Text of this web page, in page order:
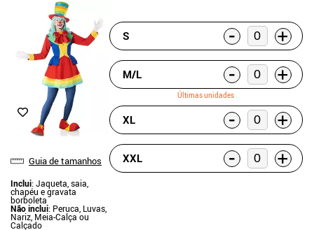
Guia de tamanhos
Inclui: Jaqueta, saia,
chapéu e gravata
borboleta
Não inclui: Peruca, Luvas,
Nariz, Meia-Calça ou
Calçado
S - +
M/L - +
Últimas unidades
XL - +
XXL - +